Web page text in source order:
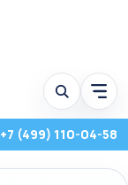
+7 (499) 110-04-58